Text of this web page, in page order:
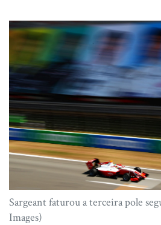
Sargeant faturou a terceira pole
Images)